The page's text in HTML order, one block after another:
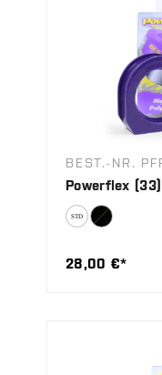
BEST.-NR.
Powerflex
28,00 €*